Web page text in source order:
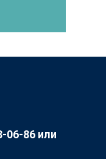
06-86 или